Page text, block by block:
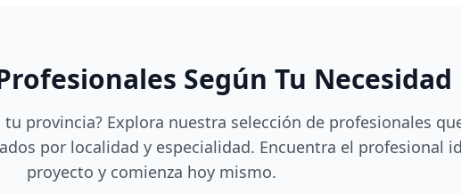
Según Tu Necesidad
provincia? Explora nuestra selección de profesionales
por localidad y especialidad. Encuentra el profesional
proyecto y comienza hoy mismo.